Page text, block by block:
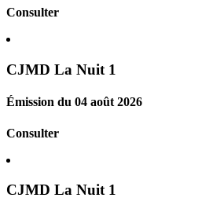
Consulter
CJMD La Nuit 1
Émission du 04 août 2026
Consulter
CJMD La Nuit 1